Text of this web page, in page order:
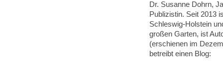
Dr. Susanne Dohrn,
Publizistin. Seit 2013
Schleswig-Holstein
großen Garten, ist
(erschienen im
betreibt einen Blog: